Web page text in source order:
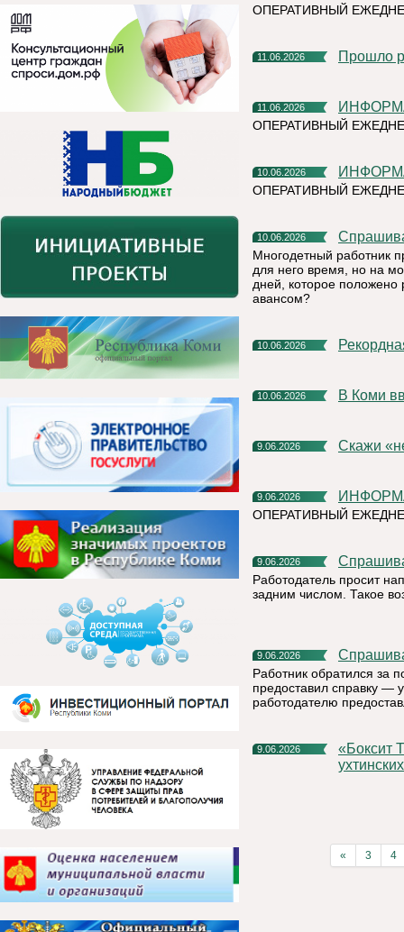
ОПЕРАТИВНЫЙ
11.06.2026 Прошло
11.06.2026
ОПЕРАТИВНЫЙ
10.06.2026
ОПЕРАТИВНЫЙ
10.06.2026
Многодетный работник
для него время, но на
дней, которое положено
авансом?
10.06.2026
10.06.2026 В Коми
9.06.2026 Скажи
9.06.2026
ОПЕРАТИВНЫЙ
9.06.2026
Работодатель просит
задним числом. Такое
9.06.2026
Работник обратился за
предоставил справку —
работодателю
9.06.2026
«Боксит Тимана» компании РУСАЛ организовал пленэр для
« 3 4